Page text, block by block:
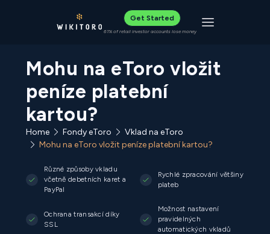
Get Started
61% of retail investor accounts lose money Toggle
Mohu na eToro vložit
peníze platební
kartou?
Home Fondy eToro
Vklad na eToro
Mohu na eToro vložit peníze platební kartou?
Různé způsoby vkladu
včetně debetních karet a
PayPal
Rychlé zpracování většiny
plateb
Ochrana transakcí díky
SSL
Možnost nastavení
pravidelných
automatických vkladů